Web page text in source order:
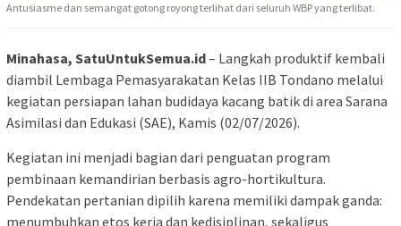
Antusiasme dan semangat gotong royong terlihat dari seluruh WBP yang terlibat.
Minahasa, SatuUntukSemua.id– Langkah produktif kembali
diambil Lembaga Pemasyarakatan Kelas IIB Tondano melalui
kegiatan persiapan lahan budidaya kacang batik di area Sarana
Asimilasi dan Edukasi (SAE), Kamis (02/07/2026).
Kegiatan ini menjadi bagian dari penguatan program
pembinaan kemandirian berbasis agro-hortikultura.
Pendekatan pertanian dipilih karena memiliki dampak ganda:
menumbuhkan etos kerja dan kedisiplinan, sekaligus